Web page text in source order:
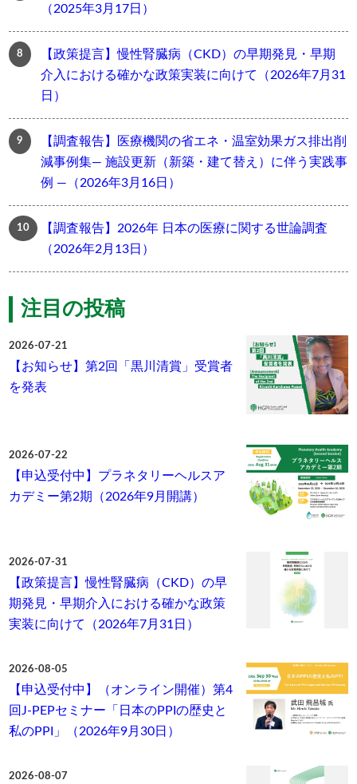
（2025年3月17日）
【政策提言】慢性腎臓病（CKD）の早期発見・早期
介入における確かな政策実装に向けて（2026年7月31
日）
【調査報告】医療機関の省エネ・温室効果ガス排出削
減事例集― 施設更新（新築・建て替え）に伴う実践事
例 ―（2026年3月16日）
【調査報告】2026年 日本の医療に関する世論調査
（2026年2月13日）
注目の投稿
2026-07-21
【お知らせ】第2回「黒川清賞」受賞者
を発表
2026-07-22
【申込受付中】プラネタリーヘルスア
カデミー第2期（2026年9月開講）
2026-07-31
【政策提言】慢性腎臓病（CKD）の早
期発見・早期介入における確かな政策
実装に向けて（2026年7月31日）
2026-08-05
【申込受付中】（オンライン開催）第4
回J-PEPセミナー「日本のPPIの歴史と
私のPPI」（2026年9月30日）
2026-08-07